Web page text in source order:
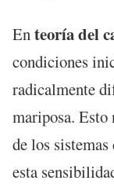
Enteoría del
condiciones
radicalmente
mariposa. Esto
de los
esta